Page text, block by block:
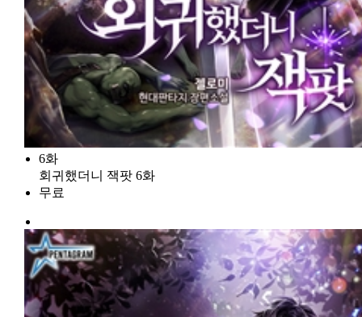
6화
회귀했더니 잭팟 6화
무료